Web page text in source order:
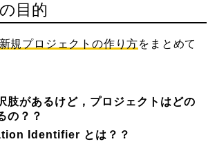
目的
新規プロジェクトの作り方をまとめて
肢があるけど，プロジェクトはどの
の？？
Identifier とは？？